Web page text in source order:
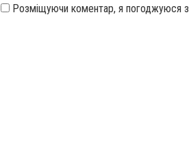
Розміщуючи коментар, я погоджуюся з